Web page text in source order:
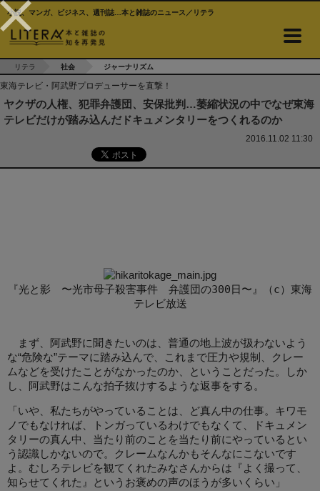
小説、マンガ、ビジネス、週刊誌…本と雑誌のニュース／リテラ
リテラ 社会 ジャーナリズム
東海テレビ・阿武野プロデューサーを直撃！
ヤクザの人権、犯罪弁護団、安保批判…萎縮状況の中でなぜ東海
テレビだけが踏み込んだドキュメンタリーをつくれるのか
2016.11.02 11:30
『光と影 〜光市母子殺害事件 弁護団の300日〜』（c）東海
テレビ放送
まず、阿武野に聞きたいのは、普通の地上波が扱わないよう
な“危険な”テーマに踏み込んで、これまで圧力や規制、クレー
ムなどを受けたことがなかったのか、ということだった。しか
し、阿武野はこんな拍子抜けするような返事をする。
「いや、私たちがやっていることは、ど真ん中の仕事。キワモ
ノでもなければ、トンガっているわけでもなくて、ドキュメン
タリーの真ん中、当たり前のことを当たり前にやっているとい
う認識しかないので。クレームなんかもそんなにこないです
よ。むしろテレビを観てくれたみなさんからは『よく撮って、
知らせてくれた』というお褒めの声のほうが多いくらい」